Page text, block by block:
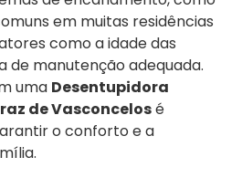
em muitas residências
como a idade das
de manutenção adequada.
uma Desentupidora
de Vasconcelosé
o conforto e a